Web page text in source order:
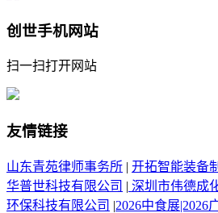
创世手机网站
扫一扫打开网站
友情链接
山东青苑律师事务所 | 开拓智能装备
华普世科技有限公司 | 深圳市伟德成
环保科技有限公司 |2026中食展|2026